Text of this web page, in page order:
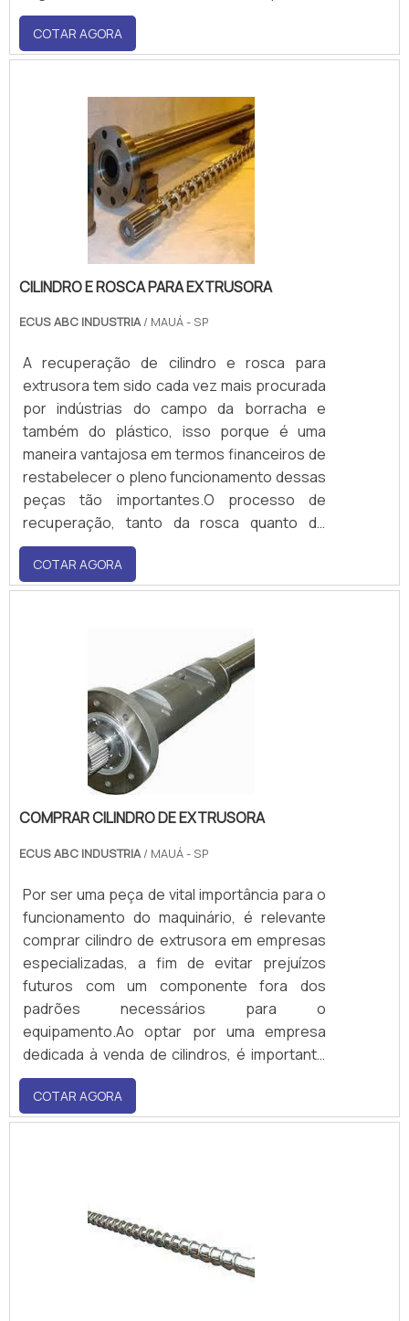
inesperadas, um consumo excessivo de
energia elétrica ou até mesmo a perda de
matéria-prima.Características relevantes do
COTAR AGORA
CILINDRO E ROSCA PARA EXTRUSORA
ECUS ABC INDUSTRIA/ MAUÁ - SP
A recuperação de cilindro e rosca para
extrusora tem sido cada vez mais procurada
por indústrias do campo da borracha e
também do plástico, isso porque é uma
maneira vantajosa em termos financeiros de
restabelecer o pleno funcionamento dessas
peças tão importantes.O processo de
recuperação, tanto da rosca quanto do
cilindro, é extremamente seguro, pois é feito
com alto rigor técnico, no qual são analisados
os parâmetros de geometria para que os
COTAR AGORA
COMPRAR CILINDRO DE EXTRUSORA
ECUS ABC INDUSTRIA/ MAUÁ - SP
Por ser uma peça de vital importância para o
funcionamento do maquinário, é relevante
comprar cilindro de extrusora em empresas
especializadas, a fim de evitar prejuízos
futuros com um componente fora dos
padrões necessários para o
equipamento.Ao optar por uma empresa
dedicada à venda de cilindros, é importante
avaliar diversas questões, tais como:
credibilidade da organização no mercado,
tecnologia aplicada, tempo de entrega,
COTAR AGORA